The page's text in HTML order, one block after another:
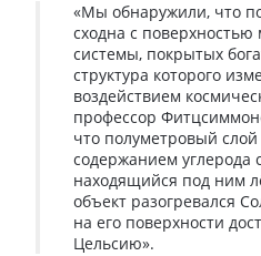
«Мы обнаружили, что
сходна с
системы, покрытых
структура которого
воздействием
профессор
что полуметровый
содержанием углерода
находящийся под ним
объект разогревался
на его поверхности
Цельсию».